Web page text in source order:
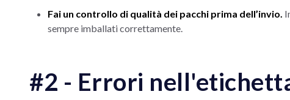
Fai un controllo di qualità dei pacchi prima dell’invio.
sempre imballati correttamente.
#2 - Errori